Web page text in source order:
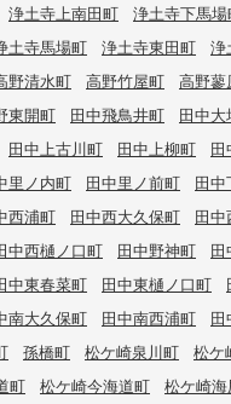
浄土寺上南田町 浄土寺下馬場
土寺馬場町 浄土寺東田町 浄
野清水町 高野竹屋町 高野蓼
東開町 田中飛鳥井町 田中大
田中上古川町 田中上柳町
田
里ノ内町 田中里ノ前町 田中
西浦町 田中西大久保町
田中
中西樋ノ口町 田中野神町
田
中東春菜町 田中東樋ノ口町
南大久保町 田中南西浦町 田
孫橋町 松ケ崎泉川町
松ケ
町
松ケ崎今海道町 松ケ崎